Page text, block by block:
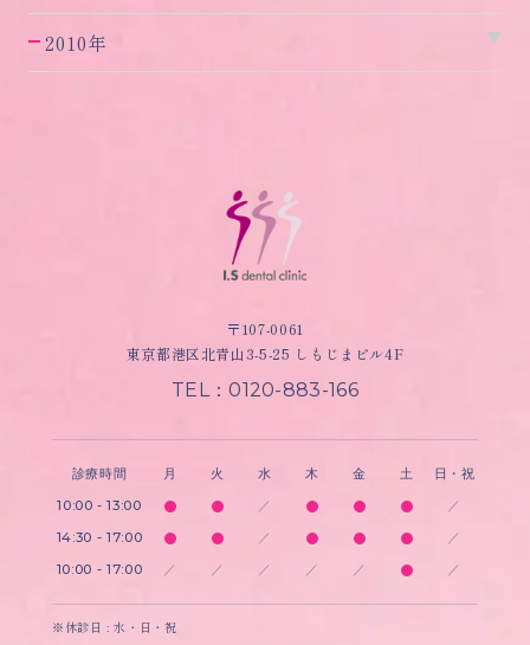
2010年
〒107-0061
東京都港区北青山3-5-25 しもじまビル4F
TEL：0120-883-166
診療時間 月 火 水 木 金 土 日・祝
10:00 - 13:00 ／ ／
14:30 - 17:00 ／ ／
10:00 - 17:00 ／ ／ ／ ／ ／ ／
※休診日 : 水・日・祝